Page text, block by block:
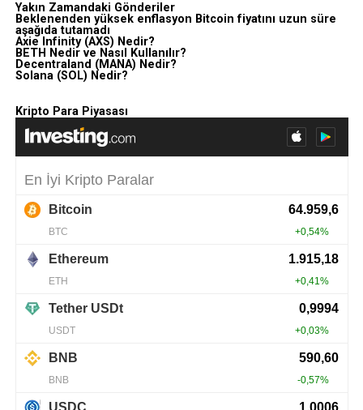
Yakın Zamandaki Gönderiler
Beklenenden yüksek enflasyon Bitcoin fiyatını uzun süre
aşağıda tutamadı
Axie Infinity (AXS) Nedir?
BETH Nedir ve Nasıl Kullanılır?
Decentraland (MANA) Nedir?
Solana (SOL) Nedir?
Kripto Para Piyasası